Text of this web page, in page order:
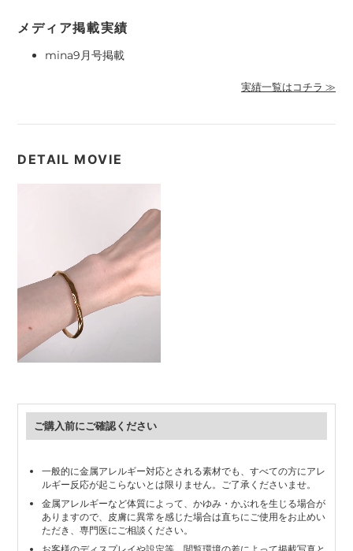
メディア掲載実績
mina9月号掲載
実績一覧はコチラ ≫
DETAIL MOVIE
ご購入前にご確認ください
一般的に金属アレルギー対応とされる素材でも、すべての方にアレ
ルギー反応が起こらないとは限りません。ご了承くださいませ。
金属アレルギーなど体質によって、かゆみ・かぶれを生じる場合が
ありますので、皮膚に異常を感じた場合は直ちにご使用をお止めい
ただき、専門医にご相談ください。